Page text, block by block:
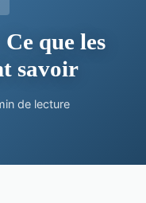
que les
savoir
de lecture